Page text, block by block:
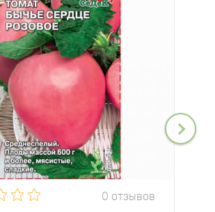
0 отзывов